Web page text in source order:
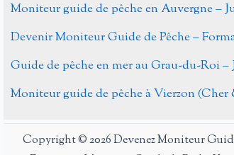
Moniteur guide de pêche en Auvergne –
Devenir Moniteur Guide de Pêche –
Guide de pêche en mer au Grau-du-Roi
Moniteur guide de pêche à Vierzon
Copyright © 2026 Devenez Moniteur Guide